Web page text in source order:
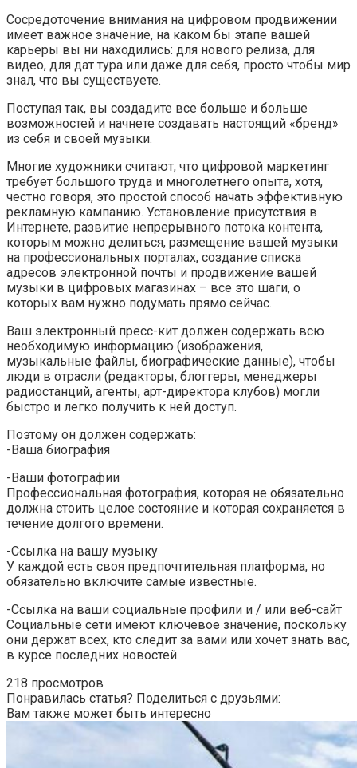
Сосредоточение внимания на цифровом продвижении
имеет важное значение, на каком бы этапе вашей
карьеры вы ни находились: для нового релиза, для
видео, для дат тура или даже для себя, просто чтобы мир
знал, что вы существуете.
Поступая так, вы создадите все больше и больше
возможностей и начнете создавать настоящий «бренд»
из себя и своей музыки.
Многие художники считают, что цифровой маркетинг
требует большого труда и многолетнего опыта, хотя,
честно говоря, это простой способ начать эффективную
рекламную кампанию. Установление присутствия в
Интернете, развитие непрерывного потока контента,
которым можно делиться, размещение вашей музыки
на профессиональных порталах, создание списка
адресов электронной почты и продвижение вашей
музыки в цифровых магазинах – все это шаги, о
которых вам нужно подумать прямо сейчас.
Ваш электронный пресс-кит должен содержать всю
необходимую информацию (изображения,
музыкальные файлы, биографические данные), чтобы
люди в отрасли (редакторы, блоггеры, менеджеры
радиостанций, агенты, арт-директора клубов) могли
быстро и легко получить к ней доступ.
Поэтому он должен содержать:
-Ваша биография
-Ваши фотографии
Профессиональная фотография, которая не обязательно
должна стоить целое состояние и которая сохраняется в
течение долгого времени.
-Ссылка на вашу музыку
У каждой есть своя предпочтительная платформа, но
обязательно включите самые известные.
-Ссылка на ваши социальные профили и / или веб-сайт
Социальные сети имеют ключевое значение, поскольку
они держат всех, кто следит за вами или хочет знать вас,
в курсе последних новостей.
218 просмотров
Понравилась статья? Поделиться с друзьями:
Вам также может быть интересно